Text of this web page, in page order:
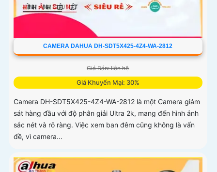
CAMERA DAHUA DH-SDT5X425-4Z4-WA-2812
Giá Bán: liên hệ
Giá Khuyến Mại: 30%
Camera DH-SDT5X425-4Z4-WA-2812 là một Camera giám
sát hàng đầu với độ phân giải Ultra 2k, mang đến hình ảnh
sắc nét và rõ ràng. Việc xem ban đêm cũng không là vấn
đề, vì camera...